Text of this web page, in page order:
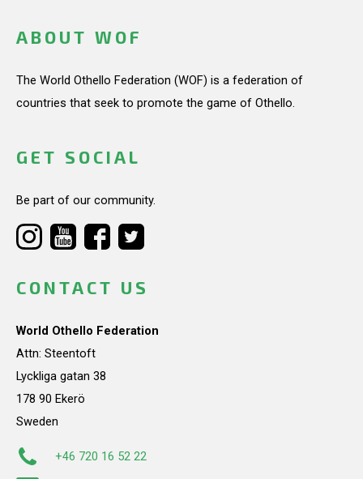
ABOUT WOF
The World Othello Federation (WOF) is a federation of
countries that seek to promote the game of Othello.
GET SOCIAL
Be part of our community.
CONTACT US
World Othello Federation
Attn: Steentoft
Lyckliga gatan 38
178 90 Ekerö
Sweden
+46 720 16 52 22